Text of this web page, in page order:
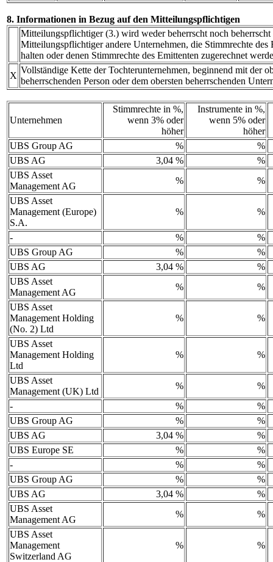
8. Informationen in Bezug auf den Mitteilungspflichtigen
Mitteilungspflichtiger (3.) wird weder beherrscht noch beherrscht
Mitteilungspflichtiger andere Unternehmen, die Stimmrechte des
halten oder denen Stimmrechte des Emittenten zugerechnet
X
Vollständige Kette der Tochterunternehmen, beginnend mit der
beherrschenden Person oder dem obersten beherrschenden
Unternehmen
Stimmrechte in %,
wenn 3% oder
höher
Instrumente in %,
wenn 5% oder
höher
UBS Group AG
%
%
UBS AG
3,04 %
%
UBS Asset
Management AG
%
%
UBS Asset
Management (Europe)
S.A.
% %
- %
%
UBS Group AG
%
%
UBS AG
3,04 %
%
UBS Asset
Management AG
%
%
UBS Asset
Management Holding
(No. 2) Ltd
% %
UBS Asset
Management Holding
Ltd
% %
UBS Asset
Management (UK) Ltd
%
%
-
%
%
UBS Group AG
%
%
UBS AG
3,04 %
%
UBS Europe SE
%
%
-
%
%
UBS Group AG
%
%
UBS AG
3,04 %
%
UBS Asset
Management AG
%
%
UBS Asset
Management
Switzerland AG
% %